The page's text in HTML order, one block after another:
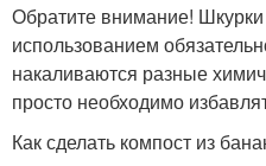
Обратите внимание!
использованием
накаливаются разные
просто необходимо
Как сделать компост из